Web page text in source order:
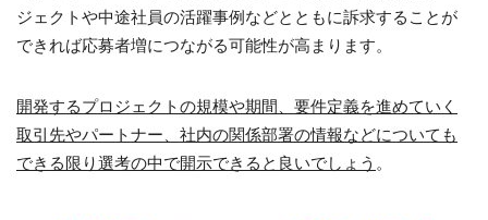
ジェクトや中途社員の活躍事例などとともに訴求することが
できれば応募者増につながる可能性が高まります。
開発するプロジェクトの規模や期間、要件定義を進めていく
取引先やパートナー、社内の関係部署の情報などについても
できる限り選考の中で開示できると良いでしょう 。